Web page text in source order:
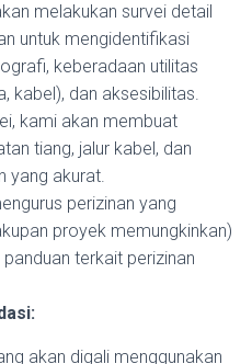
melakukan survei detail
untuk mengidentifikasi
keberadaan utilitas
kabel), dan aksesibilitas.
kami akan membuat
tiang, jalur kabel, dan
yang akurat.
perizinan yang
proyek memungkinkan)
terkait perizinan
akan digali menggunakan